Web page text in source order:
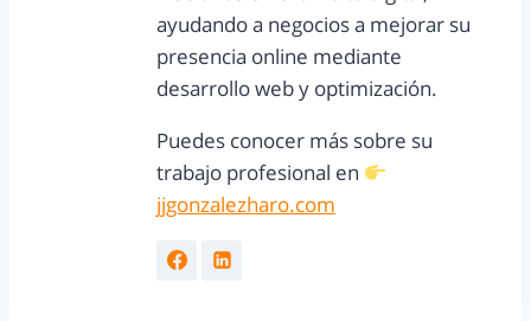
ayudando a negocios a mejorar su
presencia online mediante
desarrollo web y optimización.
Puedes conocer más sobre su
trabajo profesional en
jjgonzalezharo.com